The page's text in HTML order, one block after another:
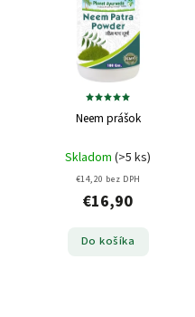
Abecedne
Neem prášok
Skladom (>5 ks)
€14,20 bez DPH
€16,90
Do košíka